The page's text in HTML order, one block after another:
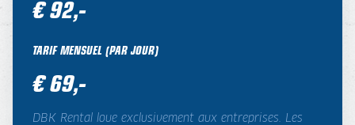
€ 92,-
TARIF MENSUEL (PAR JOUR)
€ 69,-
DBK Rental loue exclusivement aux entreprises. Les